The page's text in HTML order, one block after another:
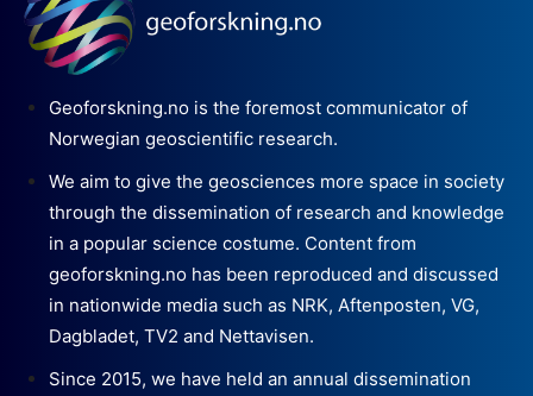
Geoforskning.no is the foremost communicator of
Norwegian geoscientific research.
We aim to give the geosciences more space in society
through the dissemination of research and knowledge
in a popular science costume. Content from
geoforskning.no has been reproduced and discussed
in nationwide media such as NRK, Aftenposten, VG,
Dagbladet, TV2 and Nettavisen.
Since 2015, we have held an annual dissemination